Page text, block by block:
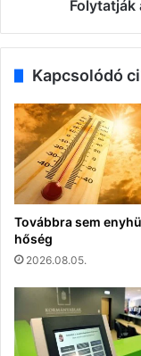
Folytatják
Kapcsolódó
Továbbra sem
hőség
2026.08.05.